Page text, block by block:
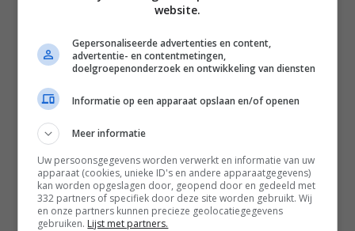
de toffeesaus. Verhit de slagroom in een
rietsuiker en boter erdoor met een garde
totdat alles is opgelost. Als laatste klop je de
een paar minuten op het vuur staan terwijl
koelkast is nog beter) zodat deze steviger
wordt voordat je ‘m over de tulband schenkt.
Schenk de toffeesaus over de tulband heen
en garneer met steranijs.
website.
Gepersonaliseerde advertenties en content,
advertentie- en contentmetingen,
doelgroepenonderzoek en ontwikkeling van diensten
Informatie op een apparaat opslaan en/of openen
Meer informatie
Uw persoonsgegevens worden verwerkt en informatie van uw
apparaat (cookies, unieke ID's en andere apparaatgegevens)
kan worden opgeslagen door, geopend door en gedeeld met
332 partners of specifiek door deze site worden gebruikt. Wij
en onze partners kunnen precieze geolocatiegegevens
gebruiken. Lijst met partners.